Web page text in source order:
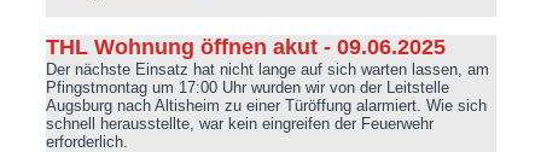
THL Wohnung öffnen akut - 09.06.2025
Der nächste Einsatz hat nicht lange auf sich warten lassen, am
Pfingstmontag um 17:00 Uhr wurden wir von der Leitstelle
Augsburg nach Altisheim zu einer Türöffung alarmiert. Wie sich
schnell herausstellte, war kein eingreifen der Feuerwehr
erforderlich.